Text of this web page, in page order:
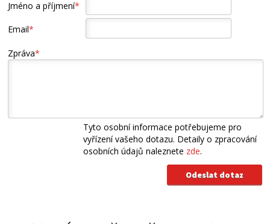
Jméno a příjmení*
Email*
Zpráva*
Tyto osobní informace potřebujeme pro
vyřízení vašeho dotazu. Detaily o zpracování
osobních údajů naleznete zde.